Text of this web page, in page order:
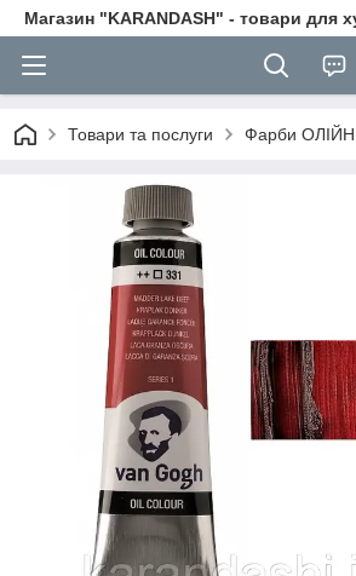
Магазин "KARANDASH" - товари для
Товари та послуги Фарби